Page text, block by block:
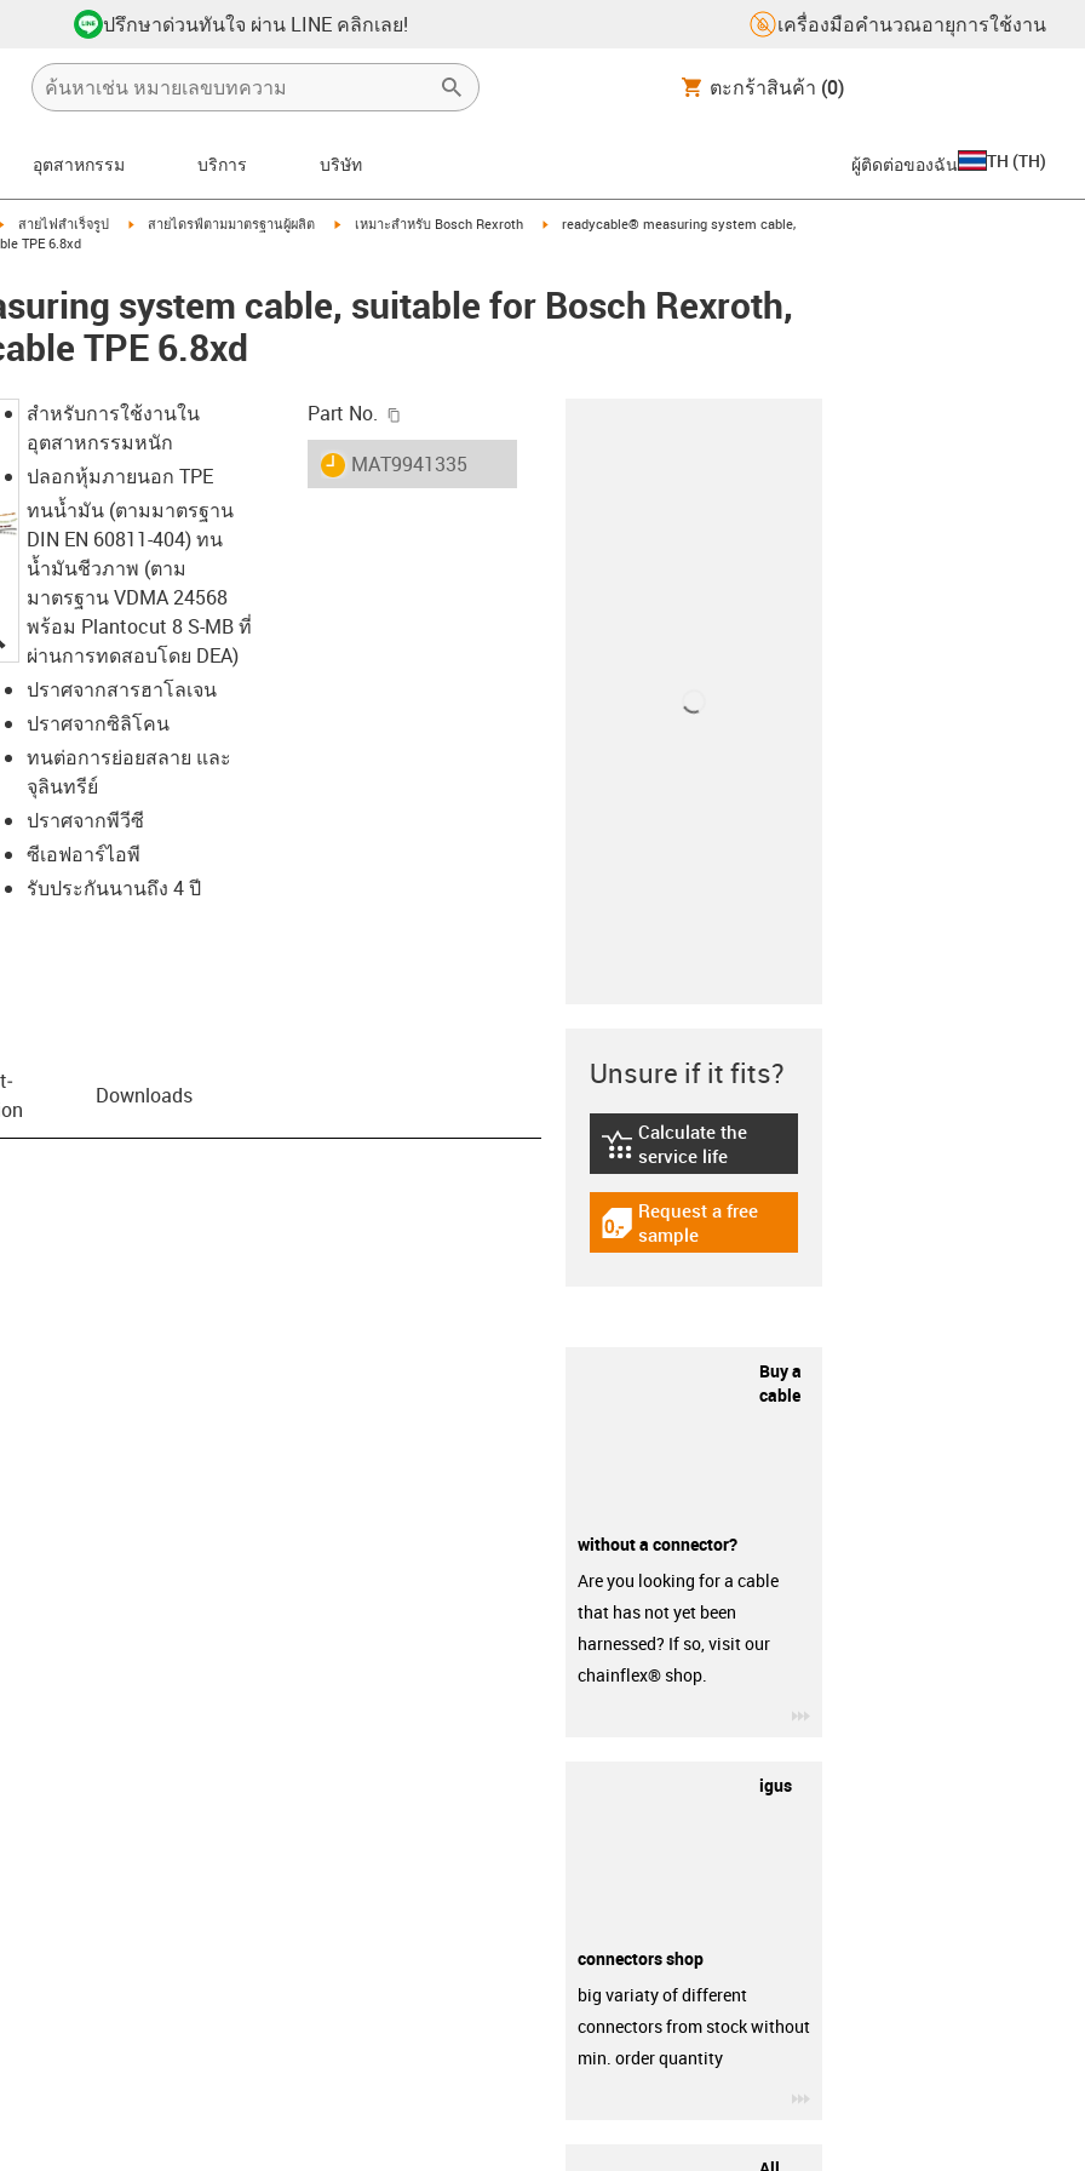
ปรึกษาด่วนทันใจ ผ่าน LINE คลิกเลย! เครื่องมือคำนวณอายุการใช้งาน
ตะกร้าสินค้า (0)
อุตสาหกรรม บริการ บริษัท ผู้ติดต่อของฉัน TH (TH)
igus-icon-arrow-right
สายไฟสำเร็จรูป igus-icon-arrow-right
สายไดรฟ์ตามมาตรฐานผู้ผลิต igus-icon-arrow-right
เหมาะสำหรับ Bosch Rexroth igus-icon-arrow-right
readycable® measuring system cable,
TPE 6.8xd
system cable, suitable for Bosch Rexroth,
TPE 6.8xd
igus-icon-lupe
สำหรับการใช้งานใน
อุตสาหกรรมหนัก
ปลอกหุ้มภายนอก TPE
ทนน้ำมัน (ตามมาตรฐาน
DIN EN 60811-404) ทน
น้ำมันชีวภาพ (ตาม
มาตรฐาน VDMA 24568
พร้อม Plantocut 8 S-MB ที่
ผ่านการทดสอบโดย DEA)
ปราศจากสารฮาโลเจน
ปราศจากซิลิโคน
ทนต่อการย่อยสลาย และ
จุลินทรีย์
ปราศจากพีวีซี
ซีเอฟอาร์ไอพี
รับประกันนานถึง 4 ปี
Part No.
igus-icon-lieferzeit
MAT9941335
Downloads
Unsure if it fits?
igus-icon-lebensdauerrechner
Calculate the
service life
igus-icon-gratismuster
Request a free
sample
Buy a
cable
without a connector?
Are you looking for a cable
that has not yet been
harnessed? If so, visit our
chainflex® shop.
igus
connectors shop
big variaty of different
connectors from stock without
min. order quantity